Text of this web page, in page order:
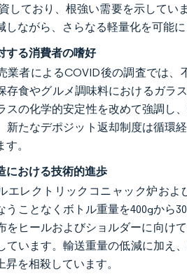
しており、根強い需要を示してい
しながら、さらなる軽量化を可能に
する消費者の嗜好
業者によるCOVID後の調査では
存食やグルメ調味料におけるガラ
スの化学的安定性を改めて強調し
新たなデポジット返却制度は循環
。
における技術的進歩
エレクトリックコニャック炉お
うことなくボトル重量を400gから
をヒールおよびショルダーに向け
ています。輸送重量の低減に加え
昇を相殺しています。